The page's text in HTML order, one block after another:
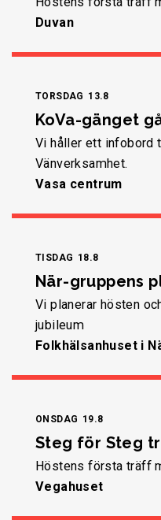
Duvan
TORSDAG 13.8
KoVa-gänget
Vi håller ett infobord
Vänverksamhet.
Vasa centrum
TISDAG 18.8
När-gruppens
Vi planerar hösten
jubileum
Folkhälsanhuset i
ONSDAG 19.8
Steg för Steg
Höstens första träff
Vegahuset